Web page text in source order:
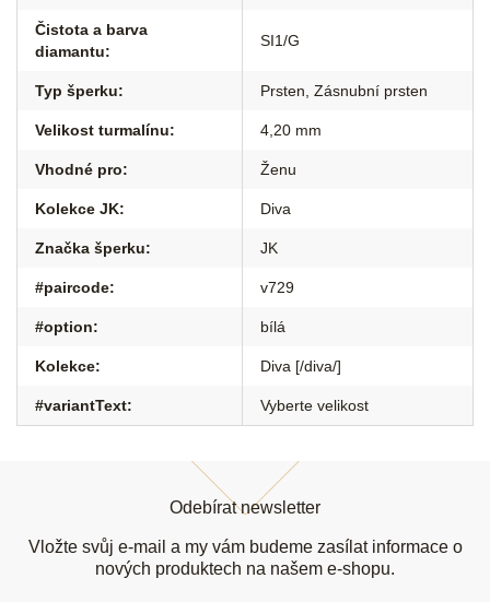
Čistota a barva
diamantu:
SI1/G
Typ šperku: Prsten Zásnubní prsten
Velikost turmalínu: 4,20 mm
Vhodné pro: Ženu
Kolekce JK: Diva
Značka šperku: JK
#paircode: v729
#option: bílá
Kolekce: Diva [/diva/]
#variantText: Vyberte velikost
Odebírat newsletter
Vložte svůj e-mail a my vám budeme zasílat informace o
nových produktech na našem e-shopu.